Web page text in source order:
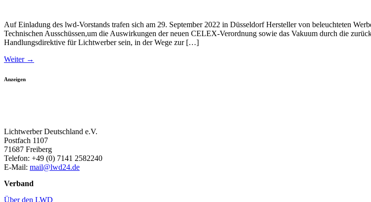
Auf Einladung des lwd-Vorstands trafen sich am 29. September 2022 in Düsseldorf Hersteller von beleuchteten
Technischen Ausschüssen,um die Auswirkungen der neuen CELEX-Verordnung sowie das Vakuum durch die
Handlungsdirektive für Lichtwerber sein, in der Wege zur […]
Weiter →
Anzeigen
Lichtwerber Deutschland e.V.
Postfach 1107
71687 Freiberg
Telefon: +49 (0) 7141 2582240
E-Mail: mail@lwd24.de
Verband
Über den LWD